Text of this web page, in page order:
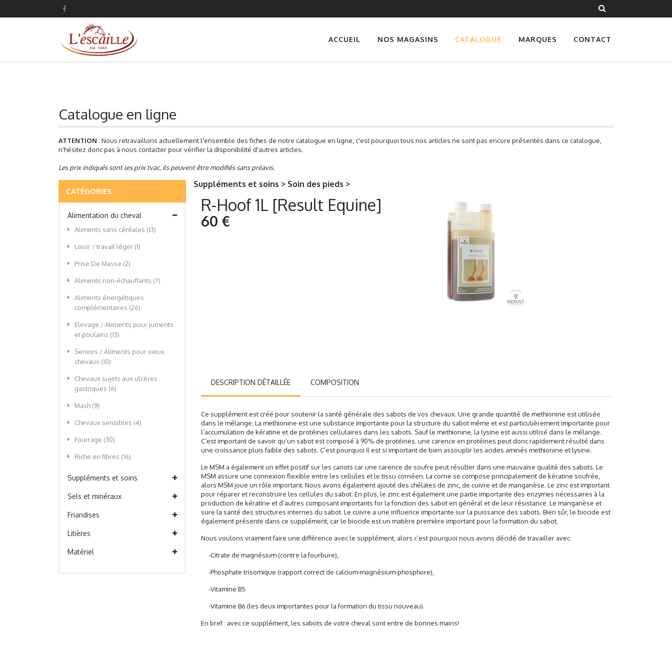
ACCUEIL NOS MAGASINS CATALOGUE MARQUES CONTACT
Catalogue en ligne
ATTENTION : Nous retravaillons actuellement l'ensemble des fiches de notre catalogue en ligne, c'est pourquoi tous nos articles ne sont pas encore présentés dans ce catalogue,
n'hésitez donc pas à nous contacter pour vérifier la disponibilité d'autres articles.
Les prix indiqués sont les prix tvac, ils peuvent être modifiés sans préavis.
CATÉGORIES
Alimentation du cheval
Aliments sans céréales (13)
Loisir / travail léger (1)
Prise De Masse (2)
Aliments non-échauffants (7)
Aliments énergétiques
complémentaires (26)
Elevage / Aliments pour juments
et poulains (13)
Seniors / Aliments pour vieux
chevaux (10)
Chevaux sujets aux ulcères
gastriques (6)
Mash (9)
Chevaux sensibles (4)
Fourrage (30)
Riche en fibres (16)
Suppléments et soins
Sels et minéraux
Friandises
Litières
Matériel
Suppléments et soins > Soin des pieds >
R-Hoof 1L [Result Equine]
60 €
DESCRIPTION DÉTAILLÉE COMPOSITION
Ce supplément est créé pour soutenir la santé générale des sabots de vos chevaux. Une grande quantité de methionine est utilisée
dans le mélange. La methionine est une substance importante pour la structure du sabot même et est particulièrement importante pour
l’accumulation de kératine et de protéines cellulaires dans les sabots. Sauf le methionine, la lysine est aussi utilisé dans le mélange.
C’est important de savoir qu’un sabot est composé à 90% de protéines. une carence en protéines peut donc rapidement résulté dans
une croissance pluis faible des sabots. C’est pourquoi il est si important de bien assouplir les acides aminés methionine et lysine.
Le MSM a également un effet positif sur les canots car une carence de soufre peut résulter dans une mauvaise qualité des sabots. Le
MSM assure une connexion flexible entre les cellules et le tissu cornéen. La corne se compose principalement de kératine soufrée,
alors MSM joue un rôle important. Nous avons également ajouté des chélates de zinc, de cuivre et de manganèse. Le zinc est important
pour réparer et reconstruire les cellules du sabot. En plus, le zinc est également une partie importante des enzymes nécessaires à la
production de kératine et d’autres composant importants for la fonction des sabot en général et de leur résistance. Le manganèse et
sure la santé des structures internes du sabot. Le cuivre a une influence importante sur la puissance des sabots. Bien sûr, le biocide est
également présente dans ce supplément, car le biocide est un matière première important pour la formation du sabot.
Nous voulons vraiment faire une différence avec le supplément, alors c’est pourquoi nous avons décidé de travailler avec:
-Citrate de magnésium (contre la fourbure),
-Phosphate trisomique (rapport correct de calcium-magnésium-phosphore),
-Vitamine B5
-Vitamine B6 (les deux importantes pour la formation du tissu nouveau).
En bref : avec ce supplément, les sabots de votre cheval sont entre de bonnes mains!